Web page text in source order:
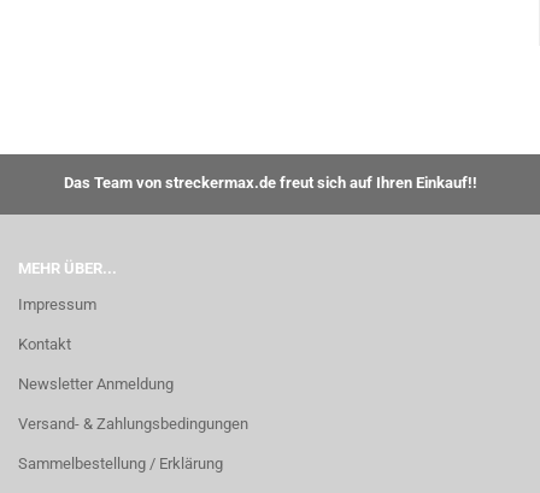
Das Team von streckermax.de freut sich auf Ihren Einkauf!!
MEHR ÜBER...
Impressum
Kontakt
Newsletter Anmeldung
Versand- & Zahlungsbedingungen
Sammelbestellung / Erklärung